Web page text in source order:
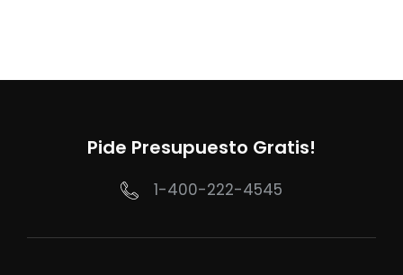
Pide Presupuesto Gratis!
1-400-222-4545